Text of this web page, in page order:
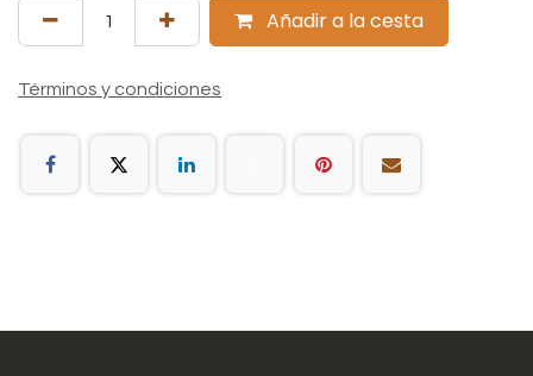
Añadir a la cesta
Términos y condiciones